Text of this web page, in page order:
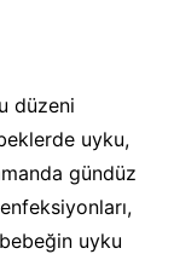
düzeni
uyku,
gündüz
uyku